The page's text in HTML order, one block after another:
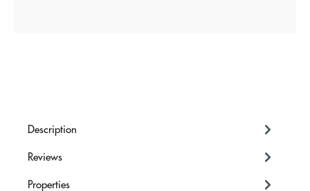
Description
Reviews
Properties